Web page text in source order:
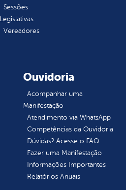
Sessões
Legislativas
Vereadores
Ouvidoria
Acompanhar uma
Manifestação
Atendimento via WhatsApp
Competências da Ouvidoria
Dúvidas? Acesse o FAQ
Fazer uma Manifestação
Informações Importantes
Relatórios Anuais